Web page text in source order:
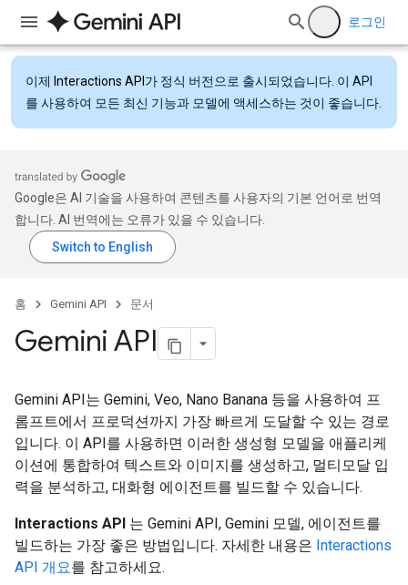
로그인
이제 Interactions API 가 정식 버전으로 출시되었습니다. 이 API
를 사용하여 모든 최신 기능과 모델에 액세스하는 것이 좋습니다.
Google은 AI 기술을 사용하여 콘텐츠를 사용자의 기본 언어로 번역
합니다. AI 번역에는 오류가 있을 수 있습니다.
홈 Gemini API 문서
Gemini API
Gemini API는 Gemini, Veo, Nano Banana 등을 사용하여 프
롬프트에서 프로덕션까지 가장 빠르게 도달할 수 있는 경로
입니다. 이 API를 사용하면 이러한 생성형 모델을 애플리케
이션에 통합하여 텍스트와 이미지를 생성하고, 멀티모달 입
력을 분석하고, 대화형 에이전트를 빌드할 수 있습니다.
Interactions API 는 Gemini API, Gemini 모델, 에이전트를
빌드하는 가장 좋은 방법입니다. 자세한 내용은 Interactions
API 개요를 참고하세요.